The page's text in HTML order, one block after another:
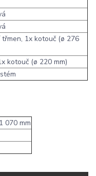
1x kotouč (ø 276
kotouč (ø 220 mm)
070 mm